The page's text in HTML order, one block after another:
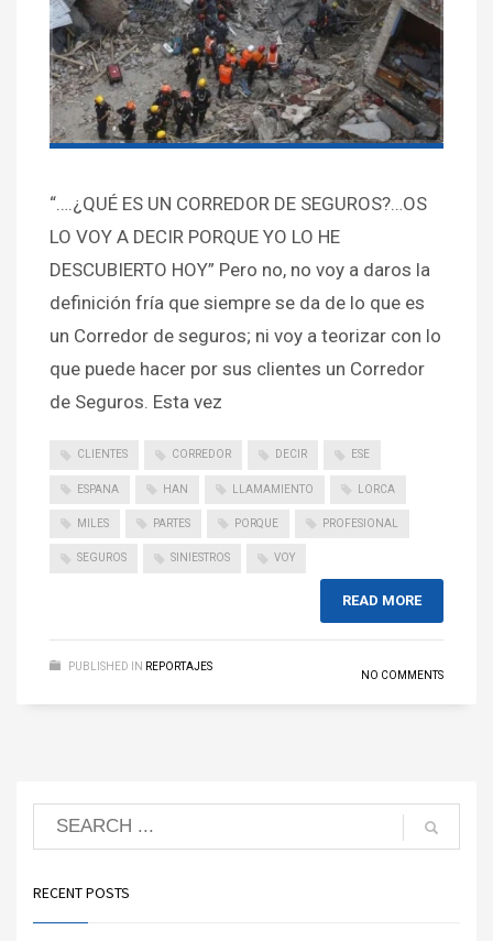
“….¿QUÉ ES UN CORREDOR DE SEGUROS?…OS
LO VOY A DECIR PORQUE YO LO HE
DESCUBIERTO HOY” Pero no, no voy a daros la
definición fría que siempre se da de lo que es
un Corredor de seguros; ni voy a teorizar con lo
que puede hacer por sus clientes un Corredor
de Seguros. Esta vez
CLIENTES CORREDOR DECIR ESE
ESPANA HAN LLAMAMIENTO LORCA
MILES PARTES PORQUE PROFESIONAL
SEGUROS SINIESTROS VOY
READ MORE
PUBLISHED IN REPORTAJES
NO COMMENTS
RECENT POSTS